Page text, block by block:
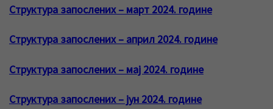
Структура запослених – март 2024. године
Структура запослених – април 2024. године
Структура запослених – мај 2024. године
Структура запослених – јун 2024. године